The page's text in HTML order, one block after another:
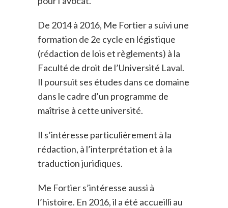
De 2014 à 2016, Me Fortier a suivi une
formation de 2e cycle en légistique
(rédaction de lois et règlements) à la
Faculté de droit de l’Université Laval.
Il poursuit ses études dans ce domaine
dans le cadre d’un programme de
maîtrise à cette université.
Il s’intéresse particulièrement à la
rédaction, à l’interprétation et à la
traduction juridiques.
Me Fortier s’intéresse aussi à
l’histoire. En 2016, il a été accueilli au